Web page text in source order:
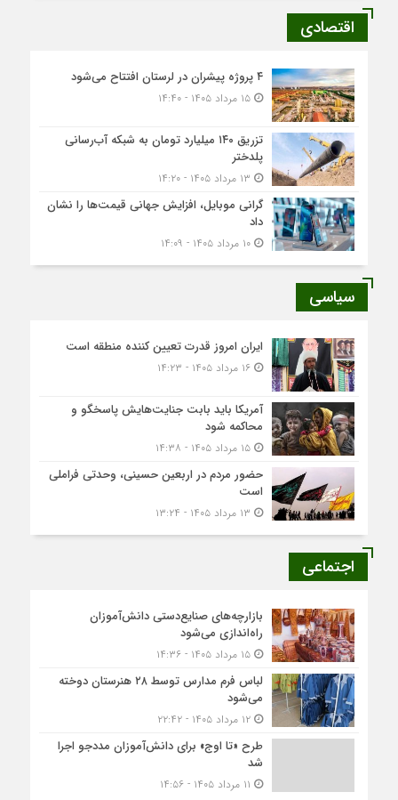
اقتصادی
۴ پروژه پیشران در لرستان افتتاح می‌شود
۱۵ مرداد ۱۴۰۵ - ۱۴:۴۰
تزریق ۱۴۰ میلیارد تومان به شبکه آب‌رسانی
پلدختر
گرانی موبایل، افزایش جهانی قیمت‌ها را نشان
داد
۱۰ مرداد ۱۴۰۵ - ۱۴:۰۹
سیاسی
ایران امروز قدرت تعیین کننده منطقه است
۱۶ مرداد ۱۴۰۵ - ۱۴:۲۳
آمریکا باید بابت جنایت‌هایش پاسخگو و
محاکمه شود
۱۵ مرداد ۱۴۰۵ - ۱۴:۳۸
حضور مردم در اربعین حسینی، وحدتی فراملی
است
اجتماعی
بازارچه‌های صنایع‌دستی دانش‌آموزان
راه‌اندازی می‌شود
۱۵ مرداد ۱۴۰۵ - ۱۴:۳۶
لباس فرم مدارس توسط ۲۸ هنرستان‌ دوخته
می‌شود
۱۲ مرداد ۱۴۰۵ - ۲۲:۴۲
طرح «تا اوج» برای دانش‌آموزان مددجو اجرا
شد